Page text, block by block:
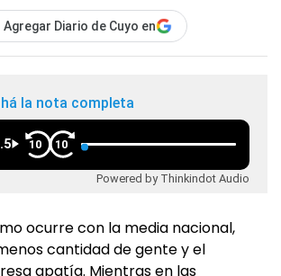
Agregar Diario de Cuyo en
la nota completa
10 10
Powered by Thinkindot Audio
ocurre con la media nacional,
cantidad de gente y el
apatía. Mientras en las